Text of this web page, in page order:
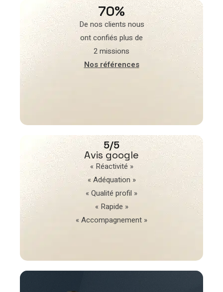
70%
De nos clients nous
ont confiés plus de
2 missions
Nos références
5/5
Avis google
« Réactivité »
« Adéquation »
« Qualité profil »
« Rapide »
« Accompagnement »